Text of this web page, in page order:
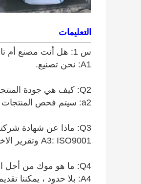
التعليمات
س 1: هل أنت مصنع أم تاجر؟
A1: نحن تصنيع.
Q2: كيف هي جودة المنتجات؟
a2: سيتم فحص المنتجات بدقة قبل الشحن ، لذلك يمكن ضمان الجودة.
Q3: ماذا عن شهادة شركتك؟
A3: ISO9001 وتقرير الاختبار.
Q4: ما هو موك من أجل المحاكمة؟
A4: بلا حدود ، يمكننا تقديم أفضل الاقتراحات والحلول وفقًا لحالتك.